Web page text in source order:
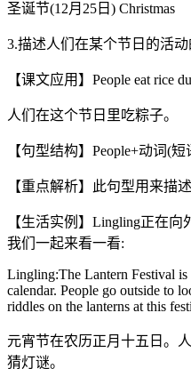
圣诞节(12月25日) Christmas
3.描述人们在某个节日的活
【课文应用】People eat rice
人们在这个节日里吃粽子。
【句型结构】People+动词(
【重点解析】此句型用来描
【生活实例】Lingling正在
我们一起来看一看:
Lingling:The Lantern Festival
calendar. People go outside to
riddles on the lanterns at this
元宵节在农历正月十五日。
猜灯谜。